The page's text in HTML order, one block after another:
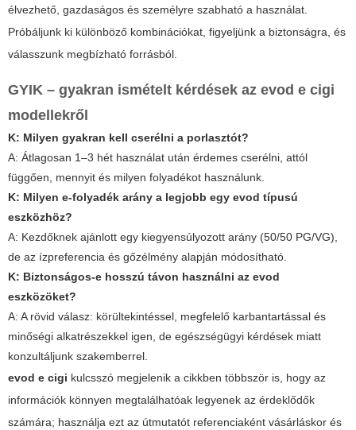
élvezhető, gazdaságos és személyre szabható a használat.
Próbáljunk ki különböző kombinációkat, figyeljünk a biztonságra, és
válasszunk megbízható forrásból.
GYIK – gyakran ismételt kérdések az evod e cigi
modellekről
K: Milyen gyakran kell cserélni a porlasztót?
A: Átlagosan 1–3 hét használat után érdemes cserélni, attól
függően, mennyit és milyen folyadékot használunk.
K: Milyen e-folyadék arány a legjobb egy evod típusú
eszközhöz?
A: Kezdőknek ajánlott egy kiegyensúlyozott arány (50/50 PG/VG),
de az ízpreferencia és gőzélmény alapján módosítható.
K: Biztonságos-e hosszú távon használni az evod
eszközöket?
A: A rövid válasz: körültekintéssel, megfelelő karbantartással és
minőségi alkatrészekkel igen, de egészségügyi kérdések miatt
konzultáljunk szakemberrel.
evod e cigi kulcsszó megjelenik a cikkben többször is, hogy az
információk könnyen megtalálhatóak legyenek az érdeklődők
számára; használja ezt az útmutatót referenciaként vásárláskor és